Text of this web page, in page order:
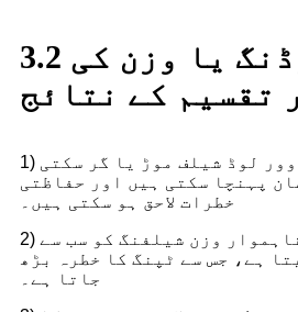
3.2 اوور لوڈنگ یا وزن کی
تقسیم کے نتائج
1) لوڈ شیلف موڑ یا گر سکتی
پہنچا سکتی ہیں اور حفاظتی
خطرات لاحق ہو سکتی ہیں۔
2) وزن شیلفنگ کو سب سے
ہے، جس سے ٹپنگ کا خطرہ بڑھ
جاتا ہے۔